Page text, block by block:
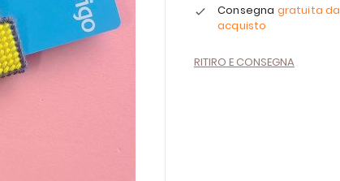
Consegna gratuita da
acquisto
RITIRO E CONSEGNA